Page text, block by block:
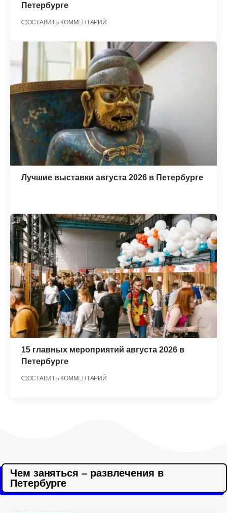
Петербурге
ОСТАВИТЬ КОММЕНТАРИЙ
Лучшие выставки августа 2026 в Петербурге
15 главных мероприятий августа 2026 в
Петербурге
ОСТАВИТЬ КОММЕНТАРИЙ
Чем заняться – развлечения в
Петербурге